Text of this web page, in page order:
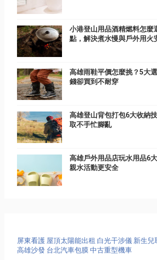
小港登山用品酒精燃料怎麼
點，解決煮水慢與戶外用火
高雄雨鞋平價怎麼挑？5大
錢卻買到不耐穿
高雄登山背包打包6大收納
取不手忙腳亂
高雄戶外用品店玩水用品6
親水活動更安全
屏東看護 屋頂太陽能出租 白光干涉儀 新生兒
高雄沙發 台北汽車包膜中古重型機車